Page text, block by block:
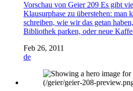
Vorschau von Geier 209 Es gibt
Klausurphase zu überstehen: man
schreiben, wie wir das getan
Bibliothek parken, oder neue
Feb 26, 2011
de